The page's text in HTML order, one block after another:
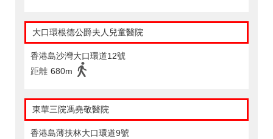
大口環根德公爵夫人兒童醫院
香港島沙灣大口環道12號
距離 680m
東華三院馮堯敬醫院
香港島薄扶林大口環道9號